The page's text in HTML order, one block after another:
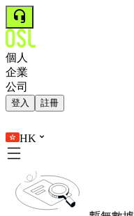
個人
企業
公司
登入 註冊
HK